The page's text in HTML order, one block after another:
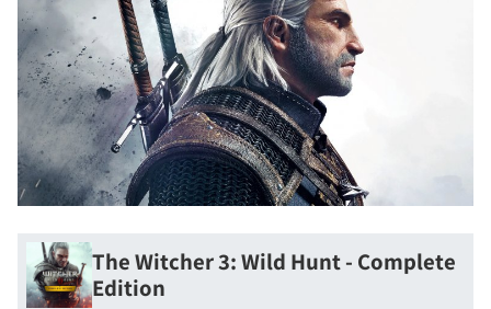
The Witcher 3: Wild Hunt - Complete
Edition